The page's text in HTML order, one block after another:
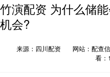
竹演配资 为什么储
机会?
来源：四川配资 网站：配查信
看：